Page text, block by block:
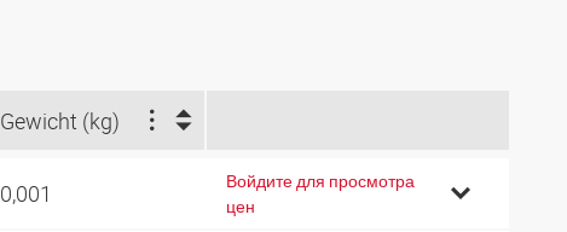
Gewicht (kg)
0,001
Войдите для просмотра
цен